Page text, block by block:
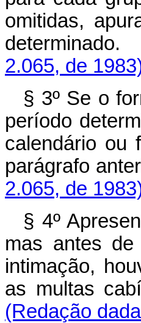
omitidas,
2.065, de
§ 3º Se o
período
calendário ou
2.065, de
§ 4º
mas antes
intimação,
as multas
(Redação